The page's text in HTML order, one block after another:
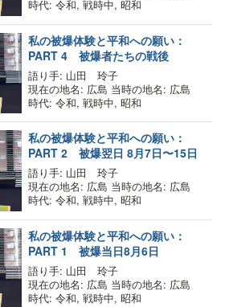
時代: 令和, 戦時中, 昭和
私の被爆体験と平和への願い：
PART 4 被爆者たちの戦後
語り手: 山田 玲子
現在の地名: 広島 当時の地名: 広島
時代: 令和, 戦時中, 昭和
私の被爆体験と平和への願い：
PART 2 被爆翌日 8月7日〜15日
語り手: 山田 玲子
現在の地名: 広島 当時の地名: 広島
時代: 令和, 戦時中, 昭和
私の被爆体験と平和への願い：
PART 1 被爆当日8月6日
語り手: 山田 玲子
現在の地名: 広島 当時の地名: 広島
時代: 令和, 戦時中, 昭和